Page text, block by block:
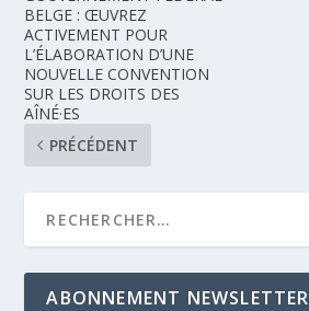
BELGE : ŒUVREZ
ACTIVEMENT POUR
L’ÉLABORATION D’UNE
NOUVELLE CONVENTION
SUR LES DROITS DES
AÎNÉ·ES
PRÉCÉDENT
ABONNEMENT NEWSLETTER